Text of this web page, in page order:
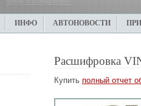
ИНФО АВТОНОВОСТИ
Расшифровка
Купить полный отчет